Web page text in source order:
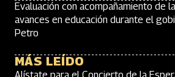
Evaluación con acompañamiento de
avances en educación durante el
Petro
MÁS LEÍDO